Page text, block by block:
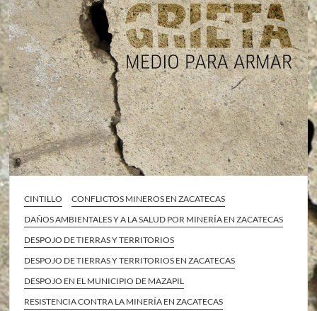
CINTILLO
CONFLICTOS MINEROS EN ZACATECAS
DAÑOS AMBIENTALES Y A LA SALUD POR MINERÍA EN ZACATECAS
DESPOJO DE TIERRAS Y TERRITORIOS
DESPOJO DE TIERRAS Y TERRITORIOS EN ZACATECAS
DESPOJO EN EL MUNICIPIO DE MAZAPIL
RESISTENCIA CONTRA LA MINERÍA EN ZACATECAS